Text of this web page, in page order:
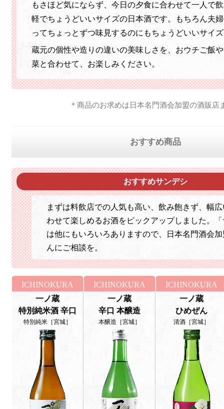
もさほど気にならず、今日の夕食に合わせて一人で
軽でちょうどいいサイズの日本酒です。もちろん夫
ってちょっとずつ味見するのにもちょうどいいサイ
蔵元の個性や造りの違いの美味しさを、おウチご飯
菜と合わせて、お楽しみください。
＊商品のお求めは日本名門酒会加盟の酒販店
おすすめ商品
おすすめサンデシ
まずは料飲店での人気も高い、飲み飽きず、幅
わせて楽しめるお酒をピックアップしました。
は他にもいろいろありますので、日本名門酒会
んにご相談を。
ICHINOKURA
一ノ蔵
特別純米酒 辛口
特別純米［宮城］
ICHINOKURA
一ノ蔵
辛口 本醸造
本醸造［宮城］
ICHINOKURA
一ノ蔵
ひめぜん
清酒［宮城］